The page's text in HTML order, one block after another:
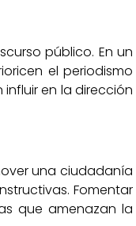
público. En un
el periodismo
en la dirección
una ciudadanía
Fomentar
que amenazan la